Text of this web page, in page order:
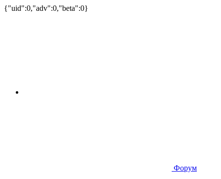
{"uid":0,"adv":0,"beta":0}
Форум